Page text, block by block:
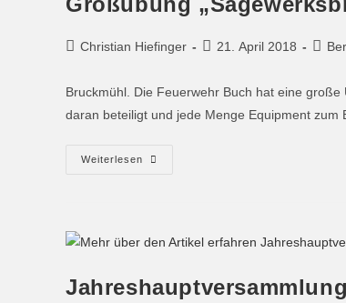
Christian Hiefinger 21. April 2018
Bruckmühl. Die Feuerwehr Buch hat eine
daran beteiligt und jede Menge Equipment
Weiterlesen